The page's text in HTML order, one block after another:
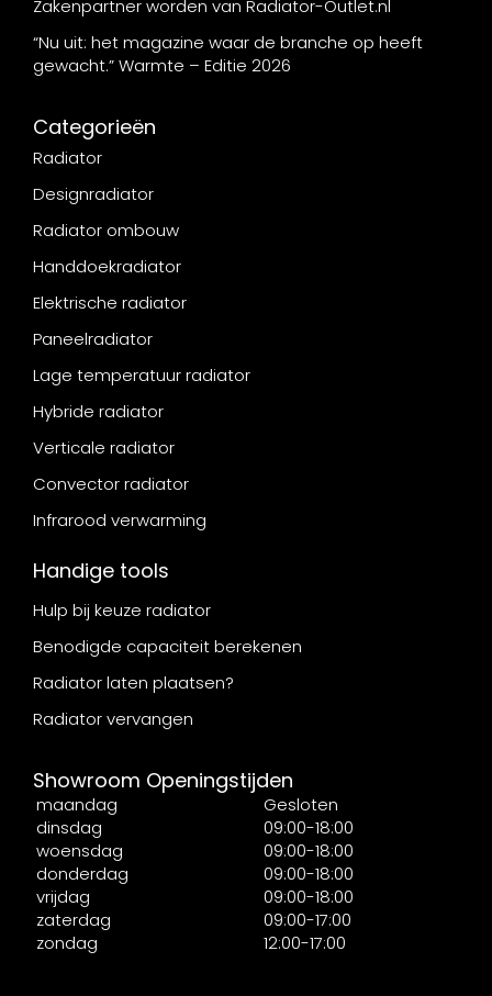
Zakenpartner worden van Radiator-Outlet.nl
“Nu uit: het magazine waar de branche op heeft
gewacht.” Warmte – Editie 2026
Categorieën
Radiator
Designradiator
Radiator ombouw
Handdoekradiator
Elektrische radiator
Paneelradiator
Lage temperatuur radiator
Hybride radiator
Verticale radiator
Convector radiator
Infrarood verwarming
Handige tools
Hulp bij keuze radiator
Benodigde capaciteit berekenen
Radiator laten plaatsen?
Radiator vervangen
Showroom Openingstijden
maandag
Gesloten
dinsdag
09:00-18:00
woensdag
09:00-18:00
donderdag
09:00-18:00
vrijdag
09:00-18:00
zaterdag
09:00-17:00
zondag
12:00-17:00